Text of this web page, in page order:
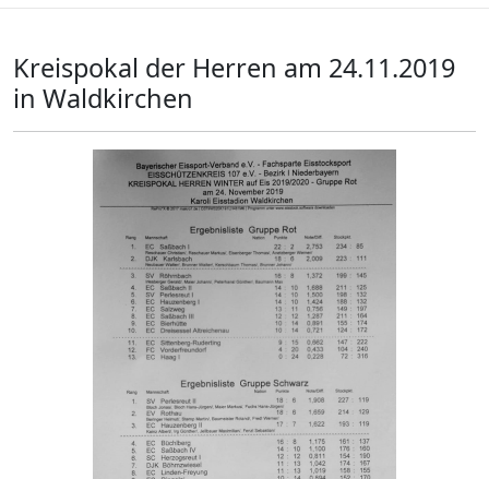
Kreispokal der Herren am 24.11.2019
in Waldkirchen